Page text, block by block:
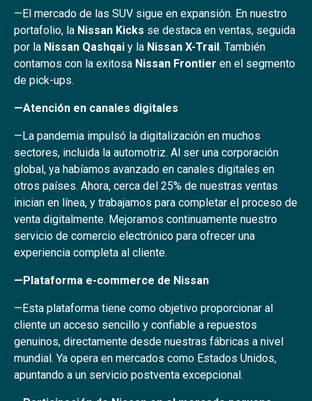
—El mercado de las SUV sigue en expansión. En nuestro
portafolio, la Nissan Kicks se destaca en ventas, seguida
por la Nissan Qashqai y la Nissan X-Trail. También
contamos con la exitosa Nissan Frontier en el segmento
de pick-ups.
—Atención en canales digitales
—La pandemia impulsó la digitalización en muchos
sectores, incluida la automotriz. Al ser una corporación
global, ya habíamos avanzado en canales digitales en
otros países. Ahora, cerca del 25% de nuestras ventas
inician en línea, y trabajamos para completar el proceso de
venta digitalmente. Mejoramos continuamente nuestro
servicio de comercio electrónico para ofrecer una
experiencia completa al cliente.
—Plataforma e-commerce de Nissan
—Esta plataforma tiene como objetivo proporcionar al
cliente un acceso sencillo y confiable a repuestos
genuinos, directamente desde nuestras fábricas a nivel
mundial. Ya opera en mercados como Estados Unidos,
apuntando a un servicio postventa excepcional.